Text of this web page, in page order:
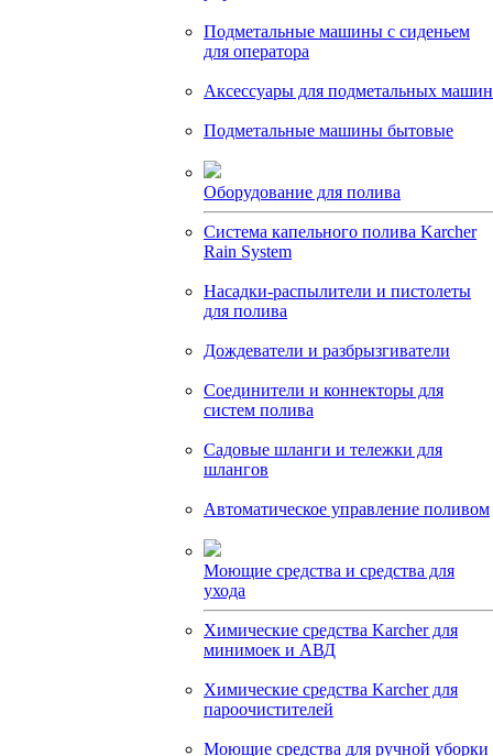
Подметальные машины с сиденьем
для оператора
Аксессуары для подметальных машин
Подметальные машины бытовые
Оборудование для полива
Система капельного полива Karcher
Rain System
Насадки-распылители и пистолеты
для полива
Дождеватели и разбрызгиватели
Соединители и коннекторы для
систем полива
Садовые шланги и тележки для
шлангов
Автоматическое управление поливом
Моющие средства и средства для
ухода
Химические средства Karcher для
минимоек и АВД
Химические средства Karcher для
пароочистителей
Моющие средства для ручной уборки